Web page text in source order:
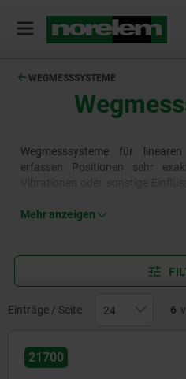
WEGMESSSYSTEME
Wegmesssysteme für
erfassen Positionen sehr
Wegmesssysteme, die
Mehr anzeigen
Einträge / Seite 6
21700